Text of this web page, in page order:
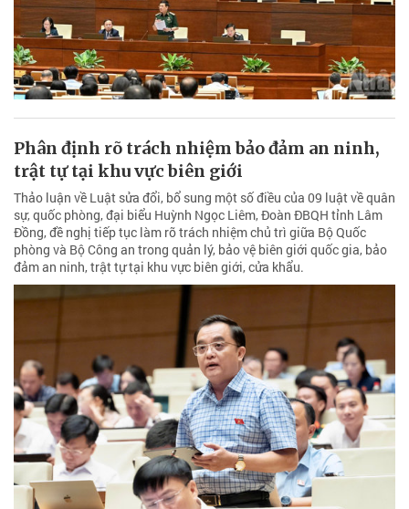
Phân định rõ trách nhiệm bảo đảm an ninh,
trật tự tại khu vực biên giới
Thảo luận về Luật sửa đổi, bổ sung một số điều của 09 luật về quân
sự, quốc phòng, đại biểu Huỳnh Ngọc Liêm, Đoàn ĐBQH tỉnh Lâm
Đồng, đề nghị tiếp tục làm rõ trách nhiệm chủ trì giữa Bộ Quốc
phòng và Bộ Công an trong quản lý, bảo vệ biên giới quốc gia, bảo
đảm an ninh, trật tự tại khu vực biên giới, cửa khẩu.